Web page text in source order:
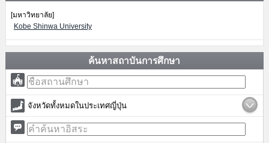
[มหาวิทยาลัย]
Kobe Shinwa University
ค้นหาสถาบันการศึกษา
จังหวัดทั้งหมดในประเทศญี่ปุ่น